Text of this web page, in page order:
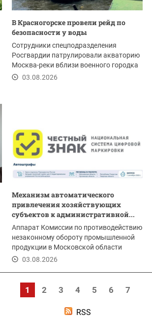
В Красногорске провели рейд по
безопасности у воды
Сотрудники спецподразделения
Росгвардии патрулировали акваторию
Москва-реки вблизи военного городка
Павшино....
03.08.2026
Механизм автоматического
привлечения хозяйствующих
субъектов к административной...
Аппарат Комиссии по противодействию
незаконному обороту промышленной
продукции в Московской области
информирует о...
03.08.2026
1 2 3 4 5 6 7
RSS